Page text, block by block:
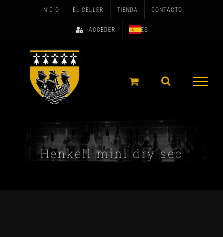
INICIO EL CELLER TIENDA CONTACTO
ACCEDER ES
Henkell mini dry sec